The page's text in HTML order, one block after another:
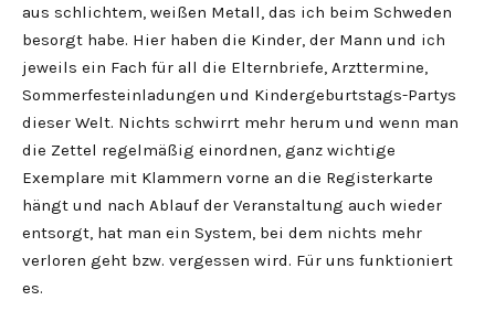
aus schlichtem, weißen Metall, das ich beim Schweden
besorgt habe. Hier haben die Kinder, der Mann und ich
jeweils ein Fach für all die Elternbriefe, Arzttermine,
Sommerfesteinladungen und Kindergeburtstags-Partys
dieser Welt. Nichts schwirrt mehr herum und wenn man
die Zettel regelmäßig einordnen, ganz wichtige
Exemplare mit Klammern vorne an die Registerkarte
hängt und nach Ablauf der Veranstaltung auch wieder
entsorgt, hat man ein System, bei dem nichts mehr
verloren geht bzw. vergessen wird. Für uns funktioniert
es.